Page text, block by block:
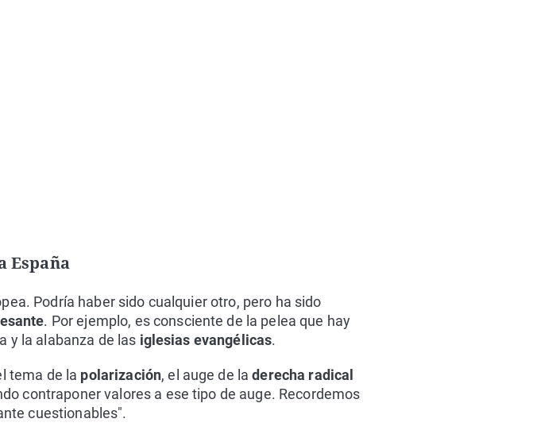
España
Podría haber sido cualquier otro, pero ha sido
. Por ejemplo, es consciente de la pelea que hay
y la alabanza de las iglesias evangélicas.
tema de la polarización, el auge de laderecha radical
contraponer valores a ese tipo de auge. Recordemos
cuestionables".